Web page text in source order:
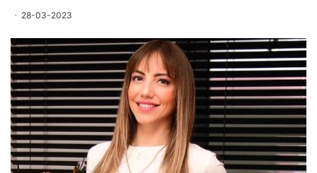
28-03-2023